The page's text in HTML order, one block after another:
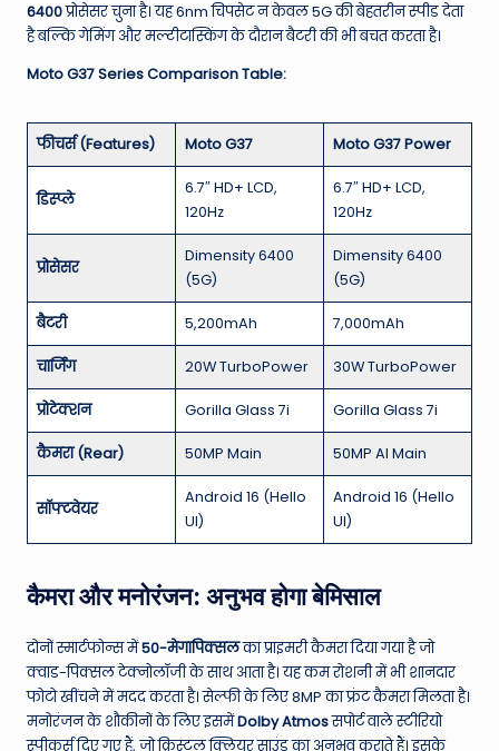
6400प्रोसेसर चुना है।यह 6nm चिपसेट न केवल 5G की बेहतरीन स्पीड देता
है बल्कि गेमिंग और मल्टीटास्किंग के दौरान बैटरी की भी बचत करता है।
Moto G37 Series Comparison Table:
फीचर्स (Features) Moto G37 Moto G37 Power
डिस्प्ले
6.7″ HD+ LCD,
120Hz
6.7″ HD+ LCD,
120Hz
प्रोसेसर
Dimensity 6400
(5G)
Dimensity 6400
(5G)
बैटरी 5,200mAh 7,000mAh
चार्जिंग 20W TurboPower 30W TurboPower
प्रोटेक्शन Gorilla Glass 7i Gorilla Glass 7i
कैमरा (Rear) 50MP Main 50MP AI Main
सॉफ्टवेयर
Android 16 (Hello
UI)
Android 16 (Hello
UI)
कैमरा और मनोरंजन: अनुभव होगा बेमिसाल
दोनों स्मार्टफोन्स में50-मेगापिक्सलका प्राइमरी कैमरा दिया गया है जो
क्वाड-पिक्सल टेक्नोलॉजी के साथ आता है।यह कम रोशनी में भी शानदार
फोटो खींचने में मदद करता है। सेल्फी के लिए 8MP का फ्रंट कैमरा मिलता है।
मनोरंजन के शौकीनों के लिए इसमेंDolby Atmosसपोर्ट वाले स्टीरियो
स्पीकर्स दिए गए हैं, जो क्रिस्टल क्लियर साउंड का अनुभव कराते हैं।इसके